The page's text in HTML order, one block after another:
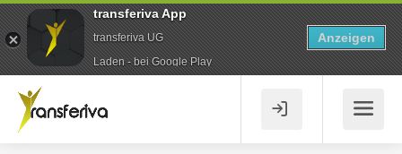
transferiva App
transferiva UG
Laden - bei Google Play
Anzeigen